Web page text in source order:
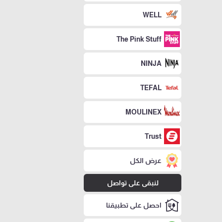
WELL
The Pink Stuff
NINJA
TEFAL
MOULINEX
Trust
عرض الكل
لنبقى على تواصل
احصل على تطبيقنا